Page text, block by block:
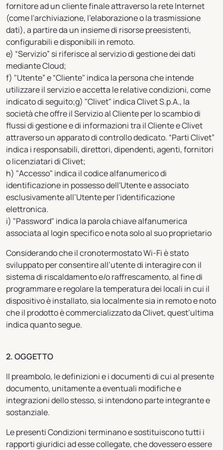
fornitore ad un cliente finale attraverso la rete Internet
(come l'archiviazione, l'elaborazione o la trasmissione
dati), a partire da un insieme di risorse preesistenti,
configurabili e disponibili in remoto.
e) “Servizio” si riferisce al servizio di gestione dei dati
mediante Cloud;
f) "Utente” e “Cliente" indica la persona che intende
utilizzare il servizio e accetta le relative condizioni, come
indicato di seguito;g) "Clivet" indica Clivet S.p.A., la
società che offre il Servizio al Cliente per lo scambio di
flussi di gestione e di informazioni tra il Cliente e Clivet
attraverso un apparato di controllo dedicato. “Parti Clivet”
indica i responsabili, direttori, dipendenti, agenti, fornitori
o licenziatari di Clivet;
h) "Accesso" indica il codice alfanumerico di
identificazione in possesso dell'Utente e associato
esclusivamente all’Utente per l'identificazione
elettronica.
i) "Password" indica la parola chiave alfanumerica
associata al login specifico e nota solo al suo proprietario
Considerando che il cronotermostato Wi-Fi è stato
sviluppato per consentire all’utente di interagire con il
sistema di riscaldamento e/o raffrescamento, al fine di
programmare e regolare la temperatura dei locali in cui il
dispositivo è installato, sia localmente sia in remoto e noto
che il prodotto è commercializzato da Clivet, quest’ultima
indica quanto segue.
2. OGGETTO
Il preambolo, le definizioni e i documenti di cui al presente
documento, unitamente a eventuali modifiche e
integrazioni dello stesso, si intendono parte integrante e
sostanziale.
Le presenti Condizioni terminano e sostituiscono tutti i
rapporti giuridici ad esse collegate, che dovessero essere